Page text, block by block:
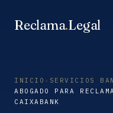
Reclama.Legal
INICIO › SERVICIOS
ABOGADO PARA
CAIXABANK